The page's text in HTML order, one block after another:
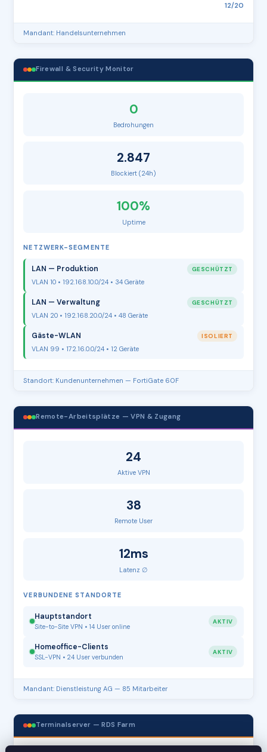
12/20
Mandant: Handelsunternehmen
Firewall & Security Monitor
0
Bedrohungen
2.847
Blockiert (24h)
100%
Uptime
NETZWERK-SEGMENTE
LAN — Produktion GESCHÜTZT
VLAN 10 • 192.168.10.0/24 • 34 Geräte
LAN — Verwaltung GESCHÜTZT
VLAN 20 • 192.168.20.0/24 • 48 Geräte
Gäste-WLAN ISOLIERT
VLAN 99 • 172.16.0.0/24 • 12 Geräte
Standort: Kundenunternehmen — FortiGate 60F
Remote-Arbeitsplätze — VPN & Zugang
24
Aktive VPN
38
Remote User
12ms
Latenz ∅
VERBUNDENE STANDORTE
Hauptstandort
Site-to-Site VPN • 14 User online
AKTIV
Homeoffice-Clients
SSL-VPN • 24 User verbunden
AKTIV
Mandant: Dienstleistung AG — 85 Mitarbeiter
Terminalserver — RDS Farm